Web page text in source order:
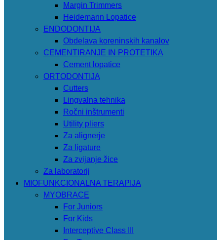
Margin Trimmers
Heidemann Lopatice
ENDODONTIJA
Obdelava koreninskih kanalov
CEMENTIRANJE IN PROTETIKA
Cement lopatice
ORTODONTIJA
Cutters
Lingvalna tehnika
Ročni inštrumenti
Utility pliers
Za alignerje
Za ligature
Za zvijanje žice
Za laboratorij
MIOFUNKCIONALNA TERAPIJA
MYOBRACE
For Juniors
For Kids
Interceptive Class III